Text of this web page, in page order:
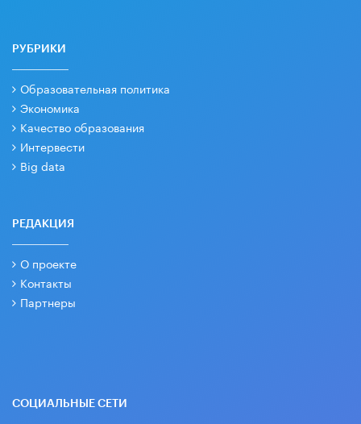
РУБРИКИ
Образовательная политика
Экономика
Качество образования
Интервести
Big data
РЕДАКЦИЯ
О проекте
Контакты
Партнеры
СОЦИАЛЬНЫЕ СЕТИ